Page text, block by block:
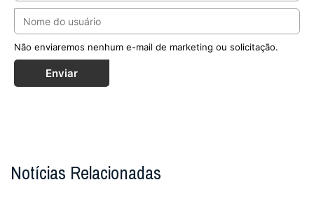
Não enviaremos nenhum e-mail de marketing ou solicitação.
Enviar
Notícias Relacionadas